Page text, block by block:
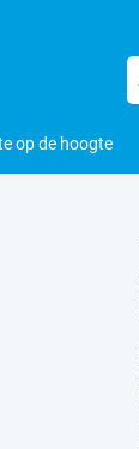
op de hoogte